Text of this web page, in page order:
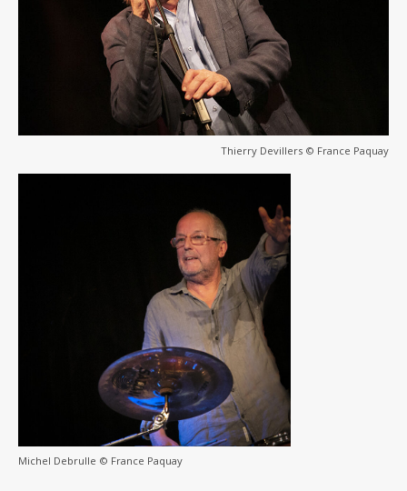
Thierry Devillers © France Paquay
Michel Debrulle © France Paquay